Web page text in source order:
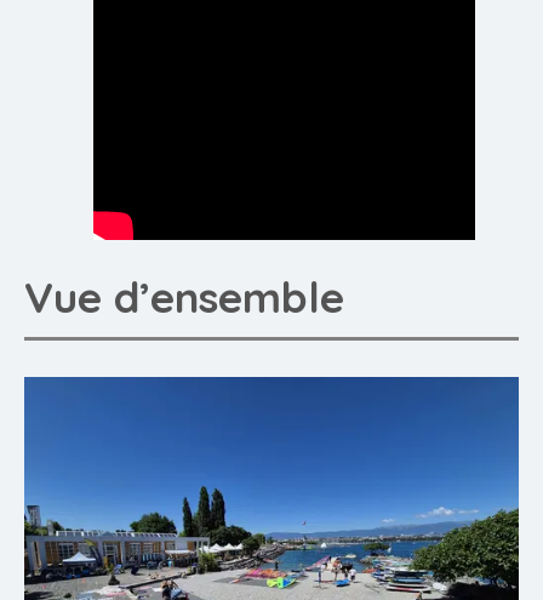
Vue d’ensemble